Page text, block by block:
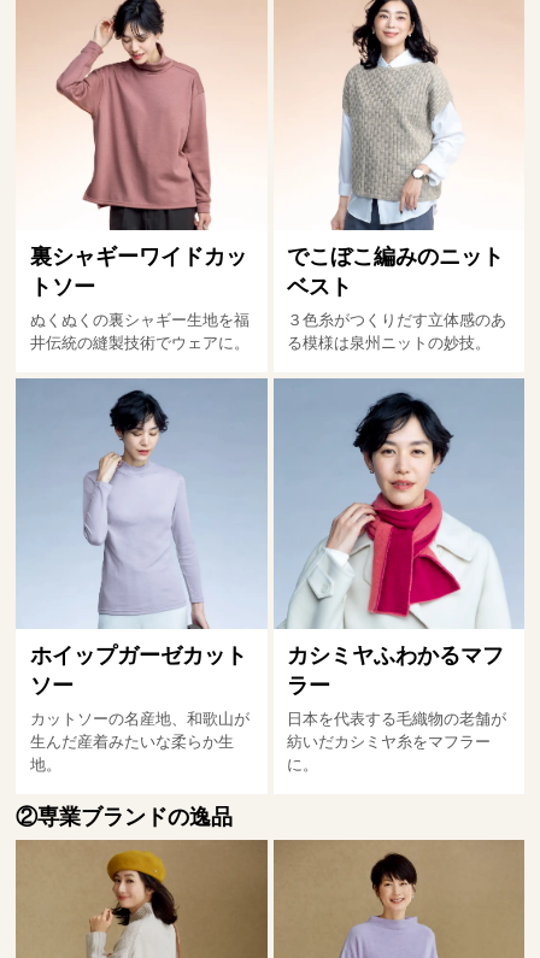
裏シャギーワイドカッ
トソー
ぬくぬくの裏シャギー生地を福
井伝統の縫製技術でウェアに。
でこぼこ編みのニット
ベスト
３色糸がつくりだす立体感のあ
る模様は泉州ニットの妙技。
ホイップガーゼカット
ソー
カットソーの名産地、和歌山が
生んだ産着みたいな柔らか生
地。
カシミヤふわかるマフ
ラー
日本を代表する毛織物の老舗が
紡いだカシミヤ糸をマフラー
に。
②専業ブランドの逸品